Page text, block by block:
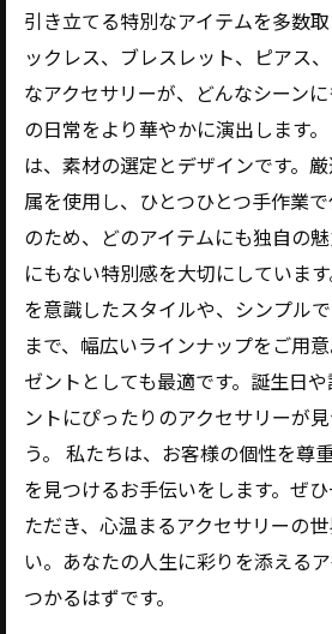
引き立てる特別なアイテムを多数
ックレス、ブレスレット、ピアス
なアクセサリーが、どんなシーン
の日常をより華やかに演出します
は、素材の選定とデザインです。
属を使用し、ひとつひとつ手作業
のため、どのアイテムにも独自の
にもない特別感を大切にしていま
を意識したスタイルや、シンプル
まで、幅広いラインナップをご用
ゼントとしても最適です。誕生日
ントにぴったりのアクセサリーが
う。 私たちは、お客様の個性を尊
を見つけるお手伝いをします。ぜ
ただき、心温まるアクセサリーの
い。あなたの人生に彩りを添える
つかるはずです。